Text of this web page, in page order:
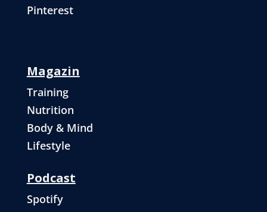
Pinterest
Magazin
Training
Nutrition
Body & Mind
Lifestyle
Podcast
Spotify